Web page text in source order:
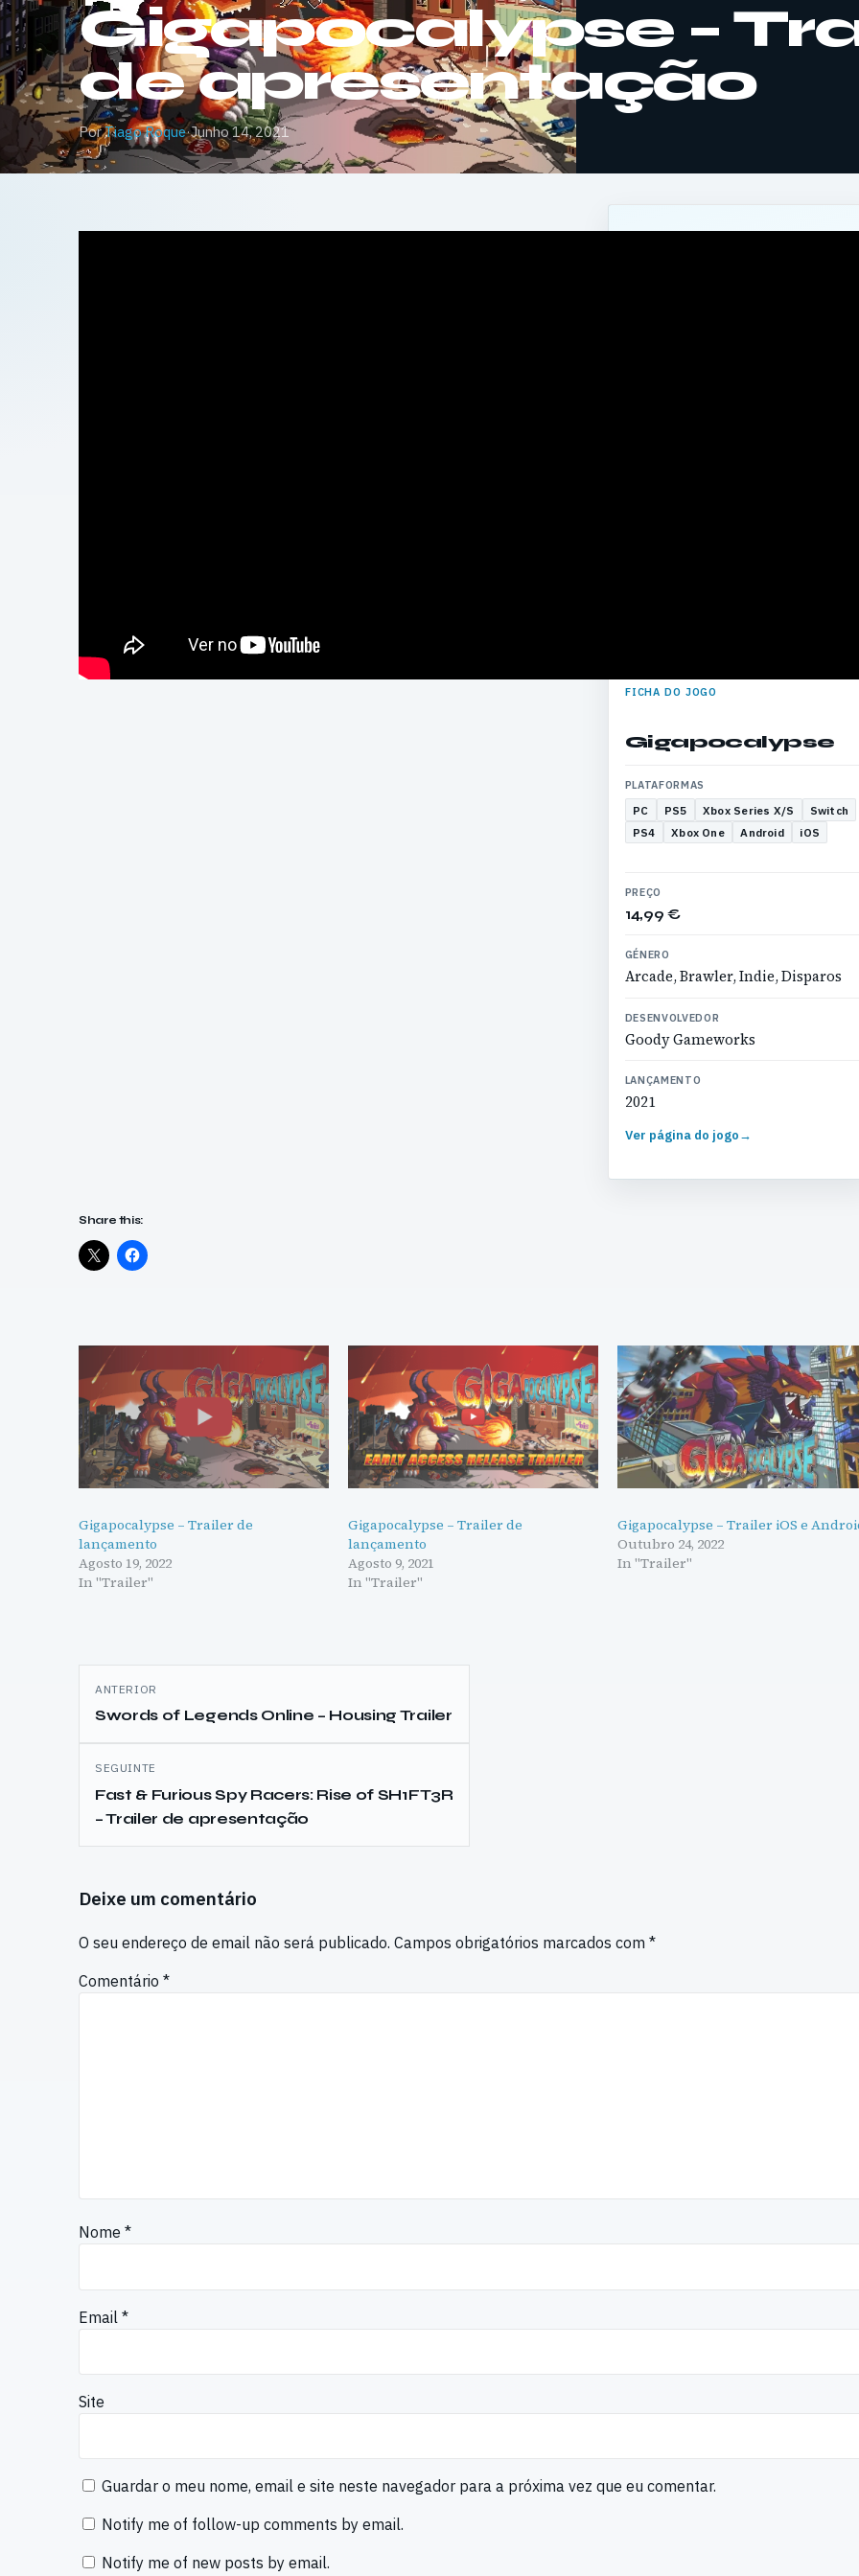
Gigapocalypse –
de apresentação
PorTiago Roque·Junho 14, 2021
FICHA DO JOGO
Gigapocalypse
PLATAFORMAS
PC PS5 Xbox Series X/S
Switch
PS4
Xbox One Android iOS
PREÇO
14,99 €
GÉNERO
Arcade, Brawler, Indie, Disparos
DESENVOLVEDOR
Goody Gameworks
LANÇAMENTO
2021
Ver página do jogo→
Share this:
Gigapocalypse – Trailer de
lançamento
Agosto 19, 2022
In "Trailer"
Gigapocalypse – Trailer de
lançamento
Agosto 9, 2021
In "Trailer"
Gigapocalypse – Trailer iOS e
Outubro 24, 2022
In "Trailer"
Navegação
de
artigos
ANTERIOR
Swords of Legends Online – Housing Trailer
SEGUINTE
Fast & Furious Spy Racers: Rise of SH1FT3R
– Trailer de apresentação
Deixe um comentário
O seu endereço de email não será publicado. Campos obrigatórios marcados com *
Comentário *
Nome *
Email *
Site
Guardar o meu nome, email e site neste navegador para a próxima vez que eu comentar.
Notify me of follow-up comments by email.
Notify me of new posts by email.